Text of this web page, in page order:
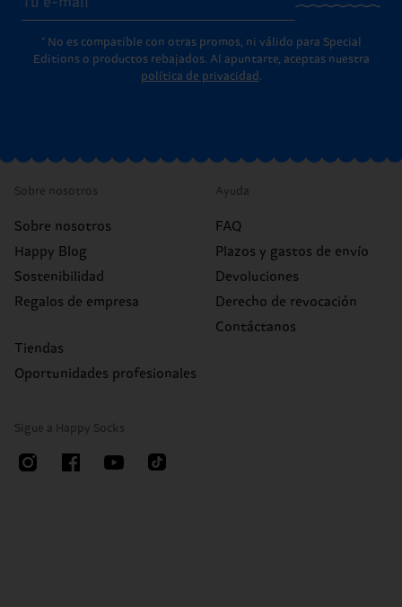
* No es compatible con otras promos, ni válido para Special
Editions o productos rebajados. Al apuntarte, aceptas nuestra
política de privacidad .
Sobre nosotros
Sobre nosotros
Happy Blog
Sostenibilidad
Regalos de empresa
Tiendas
Oportunidades profesionales
Ayuda
FAQ
Plazos y gastos de envío
Devoluciones
Derecho de revocación
Contáctanos
Sigue a Happy Socks